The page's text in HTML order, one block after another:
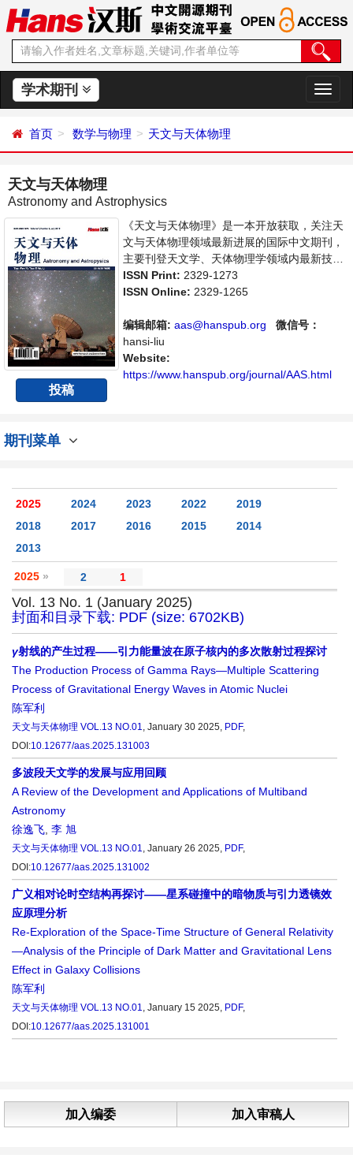
学术期刊
切
换
首页 数学与物理 天文与天体物理
天文与天体物理
Astronomy and Astrophysics
投稿
《天文与天体物理》是一本开放获取，关注天
文与天体物理领域最新进展的国际中文期刊，
主要刊登天文学、天体物理学领域内最新技术
及成果展示的相关论文。本刊支持思想创新、
学术创新，倡导科学，繁荣学术，集学术性、
学者、科研人员提供一个传播、分享和讨论天
文与天体物理学领域内不同方向问题与发展的
交流平台。
ISSN Print: 2329-1273
ISSN Online: 2329-1265
编辑邮箱: aas@hanspub.org
微信号：
hansi-liu
Website:
https://www.hanspub.org/journal/AAS.html
期刊菜单
2025 2024 2023 2022
2019
2018
2017 2016 2015
2014
2013
2025 » 2 1
Vol. 13 No. 1 (January 2025)
封面和目录下载: PDF (size: 6702KB)
γ射线的产生过程——引力能量波在原子核内的多次散射过程探讨
The Production Process of Gamma Rays—Multiple Scattering
Process of Gravitational Energy Waves in Atomic Nuclei
陈军利
天文与天体物理 VOL.13 NO.01, January 30 2025, PDF,
DOI:10.12677/aas.2025.131003
多波段天文学的发展与应用回顾
A Review of the Development and Applications of Multiband
Astronomy
徐逸飞 李 旭
天文与天体物理 VOL.13 NO.01, January 26 2025, PDF,
DOI:10.12677/aas.2025.131002
广义相对论时空结构再探讨——星系碰撞中的暗物质与引力透镜效
应原理分析
Re-Exploration of the Space-Time Structure of General Relativity
—Analysis of the Principle of Dark Matter and Gravitational Lens
Effect in Galaxy Collisions
陈军利
天文与天体物理 VOL.13 NO.01, January 15 2025, PDF,
DOI:10.12677/aas.2025.131001
加入编委 加入审稿人